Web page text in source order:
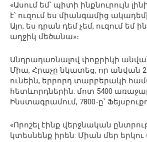
«Ասում եմ՝ պիտի ինքնուրույն
է՝ ուզում ես միանգամից
Այո, ես դրան դեմ չեմ, ուզում եմ
աղջիկ մեծանա»։
Անդրադառնալով փոքրիկի
Միա, Հրաչը նկատեց, որ անվան
ունեին, երրորդ տարբերակի
հետևորդներին. մոտ 5400
Ինստագրամում, 7800-ը՝
«Որոշել էինք վերջնական
կտեսնենք իրեն: Միան մեր